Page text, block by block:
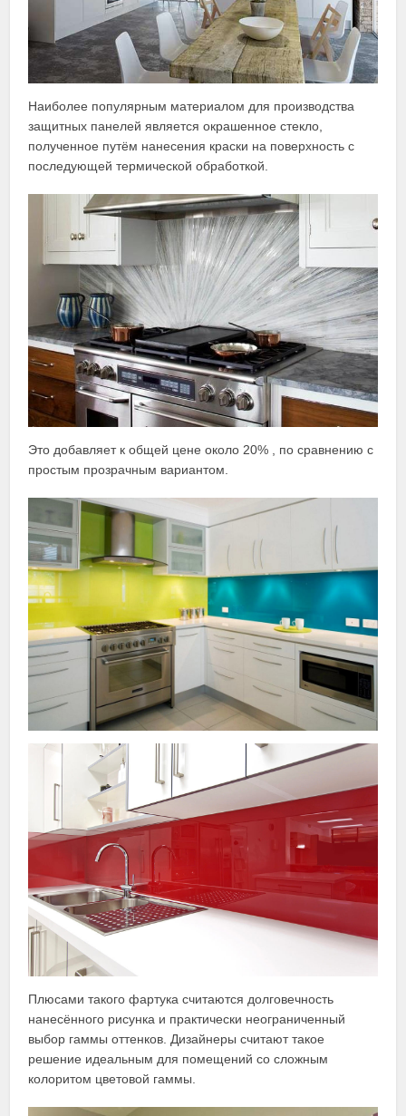
Наиболее популярным материалом для производства
защитных панелей является окрашенное стекло,
полученное путём нанесения краски на поверхность с
последующей термической обработкой.
Это добавляет к общей цене около 20% , по сравнению с
простым прозрачным вариантом.
Плюсами такого фартука считаются долговечность
нанесённого рисунка и практически неограниченный
выбор гаммы оттенков. Дизайнеры считают такое
решение идеальным для помещений со сложным
колоритом цветовой гаммы.